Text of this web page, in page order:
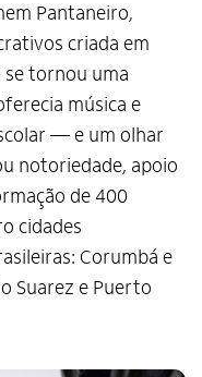
Pantaneiro,
criada em
se tornou uma
música e
— e um olhar
notoriedade, apoio
de 400
cidades
Corumbá e
Suarez e Puerto